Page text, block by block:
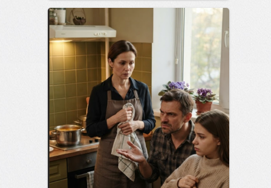
сайт.23:40Вчера